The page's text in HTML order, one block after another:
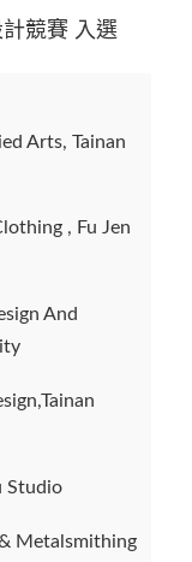
競賽 入選
Arts, Tainan
, Fu Jen
And
Studio
Metalsmithing